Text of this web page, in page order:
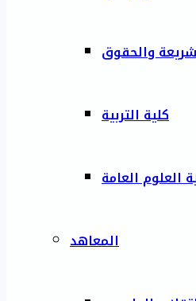
والحقوق
كلية التربية
العلوم العامة
المعاهد